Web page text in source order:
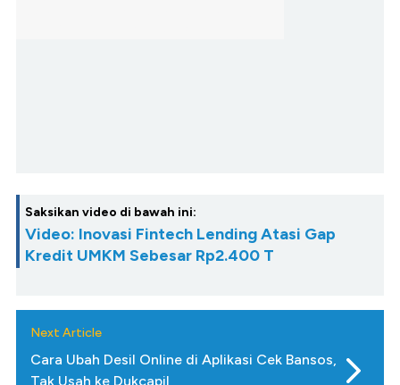
Saksikan video di bawah ini:
Video: Inovasi Fintech Lending Atasi Gap
Kredit UMKM Sebesar Rp2.400 T
Next Article
Cara Ubah Desil Online di Aplikasi Cek Bansos,
Tak Usah ke Dukcapil